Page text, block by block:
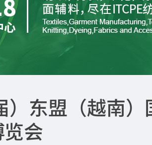
）东盟（越南
会